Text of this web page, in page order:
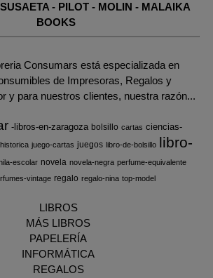
SUSAETA- PILOT- MOLIN - MALAIKA
BOOKS
Consumars está especializada en
de Impresoras, Regalos y
y para nuestros clientes, nuestra razón...
-libros-en-zaragoza bolsillo cartas ciencias-
historica juego-cartas juegos libro-de-bolsillo
libro-
escolar novela novela-negra perfume-equivalente
vintage regalo regalo-nina top-model
LIBROS
MÁS LIBROS
PAPELERÍA
INFORMÁTICA
REGALOS